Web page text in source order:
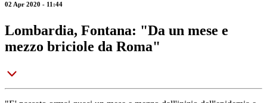
02 Apr 2020 - 11:44
Lombardia, Fontana: "Da un mese e
mezzo briciole da Roma"